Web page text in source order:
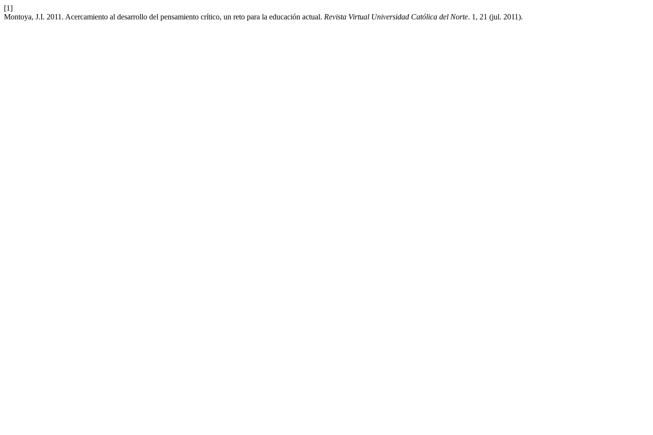
[1]
Montoya, J.I. 2011. Acercamiento al desarrollo del pensamiento crítico, un reto para la educación actual. Revista Virtual Universidad Católica del Norte. 1, 21 (jul. 2011).